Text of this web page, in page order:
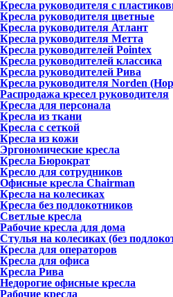
Кресла руководителя с
Кресла руководителя цветные
Кресла руководителя Атлант
Кресла рyководителя Метта
Кресла руководителей Pointex
Кресла руководителей классика
Кресла руководителей Рива
Кресла руководителя Norden
Распродажа кресел руководителя
Кресла для персонала
Кресла из ткани
Кресла с сеткой
Кресла из кожи
Эргономические кресла
Кресла Бюрократ
Кресло для сотрудников
Офисные кресла Chairman
Кресла на колесиках
Кресла без подлокотников
Светлые кресла
Рабочие кресла для дома
Стулья на колесиках (без
Кресла для операторов
Кресла для офиса
Кресла Рива
Недорогие офисные кресла
Рабочие кресла